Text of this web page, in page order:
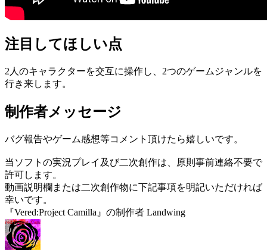
注目してほしい点
2人のキャラクターを交互に操作し、2つのゲームジャンルを
行き来します。
制作者メッセージ
バグ報告やゲーム感想等コメント頂けたら嬉しいです。
当ソフトの実況プレイ及び二次創作は、原則事前連絡不要で
許可します。
動画説明欄または二次創作物に下記事項を明記いただければ
幸いです。
『Vered:Project Camilla』の制作者 Landwing